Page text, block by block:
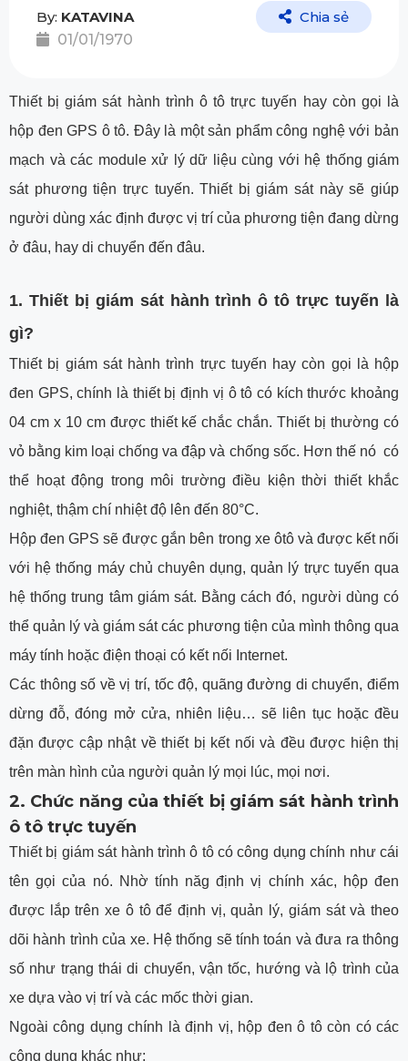
By: KATAVINA
01/01/1970
Chia sẻ
Thiết bị giám sát hành trình ô tô trực tuyến hay còn gọi là
hộp đen GPS ô tô. Đây là một sản phẩm công nghệ với bản
mạch và các module xử lý dữ liệu cùng với hệ thống giám
sát phương tiện trực tuyến. Thiết bị giám sát này sẽ giúp
người dùng xác định được vị trí của phương tiện đang dừng
ở đâu, hay di chuyển đến đâu.
1. Thiết bị giám sát hành trình ô tô trực tuyến là
gì?
Thiết bị giám sát hành trình trực tuyến hay còn gọi là hộp
đen GPS, chính là thiết bị định vị ô tô có kích thước khoảng
04 cm x 10 cm được thiết kế chắc chắn. Thiết bị thường có
vỏ bằng kim loại chống va đập và chống sốc. Hơn thế nó có
thể hoạt động trong môi trường điều kiện thời thiết khắc
nghiệt, thậm chí nhiệt độ lên đến 80°C.
Hộp đen GPS sẽ được gắn bên trong xe ôtô và được kết nối
với hệ thống máy chủ chuyên dụng, quản lý trực tuyến qua
hệ thống trung tâm giám sát. Bằng cách đó, người dùng có
thể quản lý và giám sát các phương tiện của mình thông qua
máy tính hoặc điện thoại có kết nối Internet.
Các thông số về vị trí, tốc độ, quãng đường di chuyển, điểm
dừng đỗ, đóng mở cửa, nhiên liệu… sẽ liên tục hoặc đều
đặn được cập nhật về thiết bị kết nối và đều được hiện thị
trên màn hình của người quản lý mọi lúc, mọi nơi.
2. Chức năng của thiết bị giám sát hành trình
ô tô trực tuyến
Thiết bị giám sát hành trình ô tô có công dụng chính như cái
tên gọi của nó. Nhờ tính năg định vị chính xác, hộp đen
được lắp trên xe ô tô để định vị, quản lý, giám sát và theo
dõi hành trình của xe. Hệ thống sẽ tính toán và đưa ra thông
số như trạng thái di chuyển, vận tốc, hướng và lộ trình của
xe dựa vào vị trí và các mốc thời gian.
Ngoài công dụng chính là định vị, hộp đen ô tô còn có các
công dụng khác như: